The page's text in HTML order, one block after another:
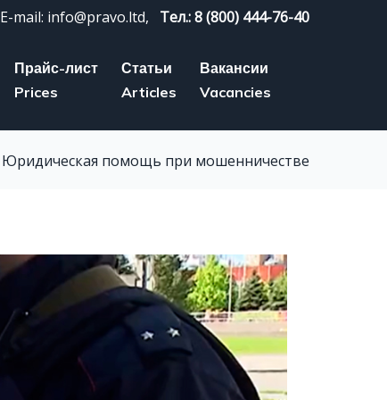
E-mail: info@pravo.ltd, Тел.: 8 (800) 444-76-40
Прайс-лист
Prices
Статьи
Articles
Вакансии
Vacancies
Юридическая помощь при мошенничестве